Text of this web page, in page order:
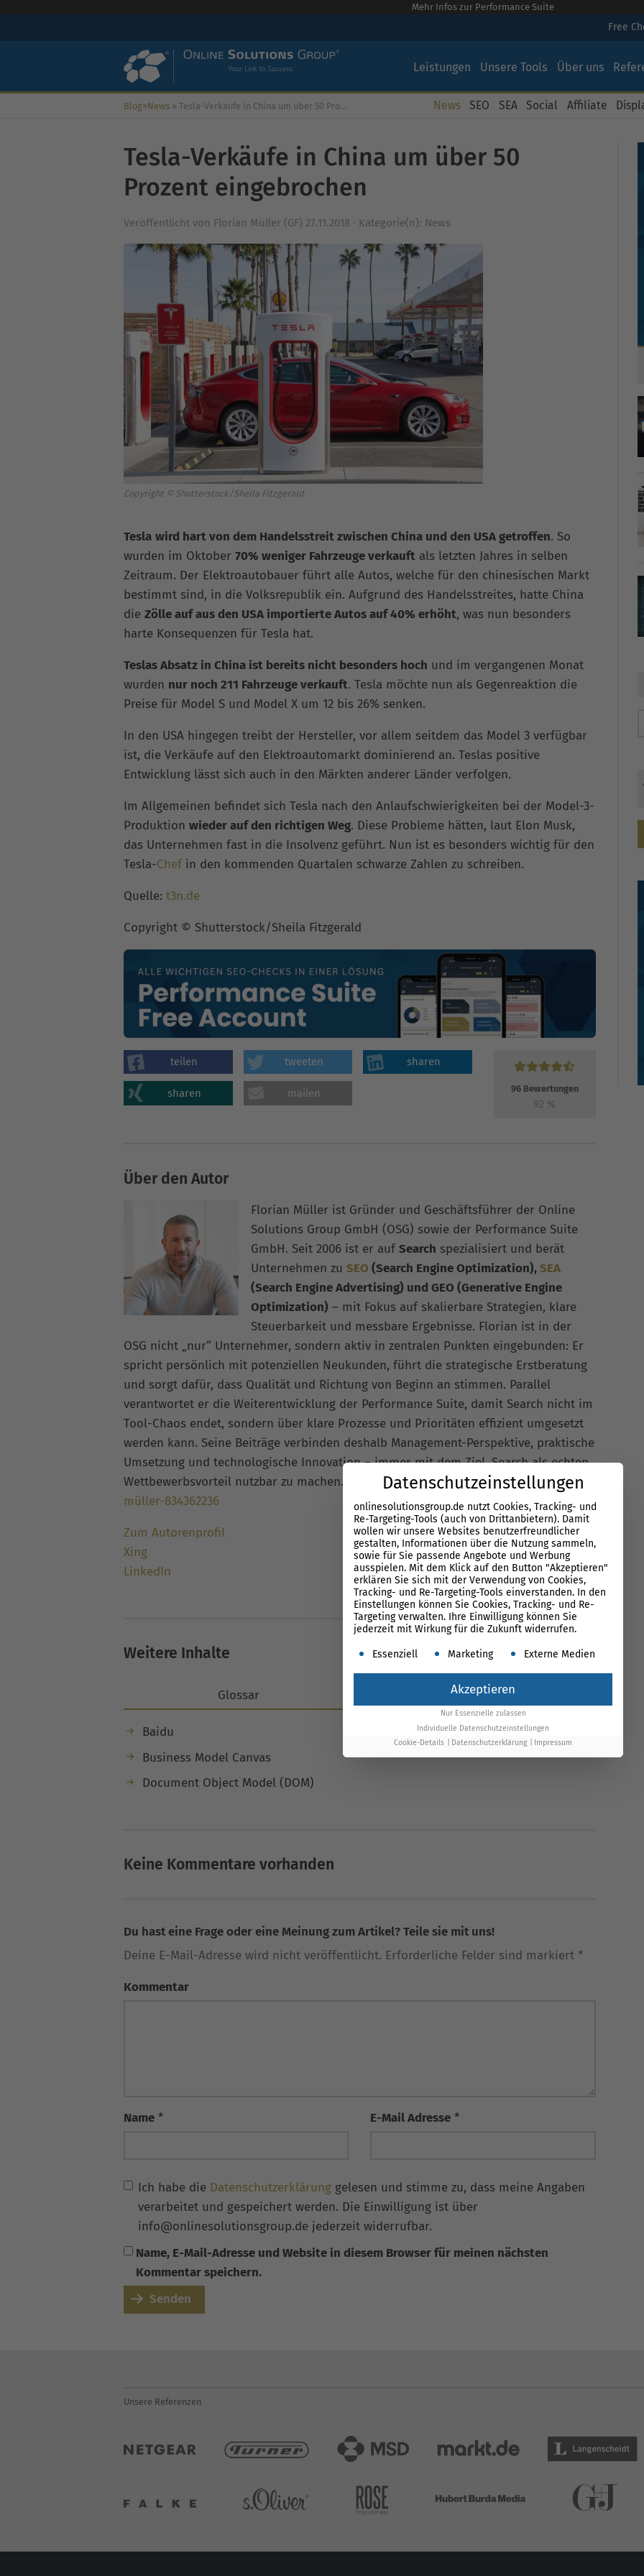
Mehr Infos zur Performance Suite
Free
Leistungen Unsere Tools Über uns
Blog»News » Tesla-Verkäufe in China um über 50 Prozent eingebrochen News SEO SEA Social Affiliate
Tesla-Verkäufe in China um über 50
Prozent eingebrochen
Veröffentlicht von Florian Müller (GF) 27.11.2018 · Kategorie(n): News
Copyright © Shutterstock/Sheila Fitzgerald
Tesla wird hart von dem Handelsstreit zwischen China und den USA getroffen. So
wurden im Oktober 70% weniger Fahrzeuge verkauft als letzten Jahres in selben
Zeitraum. Der Elektroautobauer führt alle Autos, welche für den chinesischen Markt
bestimmt sind, in die Volksrepublik ein. Aufgrund des Handelsstreites, hatte China
die Zölle auf aus den USA importierte Autos auf 40% erhöht, was nun besonders
harte Konsequenzen für Tesla hat.
Teslas Absatz in China ist bereits nicht besonders hoch und im vergangenen Monat
wurden nur noch 211 Fahrzeuge verkauft. Tesla möchte nun als Gegenreaktion die
Preise für Model S und Model X um 12 bis 26% senken.
In den USA hingegen treibt der Hersteller, vor allem seitdem das Model 3 verfügbar
ist, die Verkäufe auf den Elektroautomarkt dominierend an. Teslas positive
Entwicklung lässt sich auch in den Märkten anderer Länder verfolgen.
Im Allgemeinen befindet sich Tesla nach den Anlaufschwierigkeiten bei der Model-3-
Produktion wieder auf den richtigen Weg. Diese Probleme hätten, laut Elon Musk,
das Unternehmen fast in die Insolvenz geführt. Nun ist es besonders wichtig für den
Tesla-Chefin den kommenden Quartalen schwarze Zahlen zu schreiben.
Quelle: t3n.de
Copyright © Shutterstock/Sheila Fitzgerald
teilen tweeten sharen
sharen mailen 96Bewertungen
92 %
Über den Autor
Florian Müller ist Gründer und Geschäftsführer der Online
Solutions Group GmbH (OSG) sowie der Performance Suite
GmbH. Seit 2006 ist er aufSearch spezialisiert und berät
Unternehmen zu SEO (Search Engine Optimization),SEA
(Search Engine Advertising) und GEO (Generative Engine
Optimization) – mit Fokus auf skalierbare Strategien, klare
Steuerbarkeit und messbare Ergebnisse. Florian ist in der
OSG nicht „nur“ Unternehmer, sondern aktiv in zentralen Punkten eingebunden: Er
spricht persönlich mit potenziellen Neukunden, führt die strategische Erstberatung
und sorgt dafür, dass Qualität und Richtung von Beginn an stimmen. Parallel
verantwortet er die Weiterentwicklung der Performance Suite, damit Search nicht im
Tool-Chaos endet, sondern über klare Prozesse und Prioritäten effizient umgesetzt
werden kann. Seine Beiträge verbinden deshalb Management-Perspektive, praktische
Umsetzung und technologische Innovation – immer mit dem Ziel, Search als echten
Wettbewerbsvorteil nutzbar zu machen.
Let’s connect:linkedin.com/in/florian-
müller-834362236
Zum Autorenprofil
Xing
LinkedIn
Weitere Inhalte
Glossar News
Baidu
Business Model Canvas
Document Object Model (DOM)
Keine Kommentare vorhanden
Du hast eine Frage oder eine Meinung zum Artikel? Teile sie mit uns!
Deine E-Mail-Adresse wird nicht veröffentlicht. Erforderliche Felder sind markiert *
Kommentar
Name * E-Mail Adresse *
Ich habe die Datenschutzerklärung gelesen und stimme zu, dass meine Angaben
verarbeitet und gespeichert werden. Die Einwilligung ist über
info@onlinesolutionsgroup.de jederzeit widerrufbar.
Name, E-Mail-Adresse und Website in diesem Browser für meinen nächsten
Kommentar speichern.
Senden
Unsere Referenzen
Datenschutzeinstellungen
onlinesolutionsgroup.de nutzt Cookies, Tracking- und
Re-Targeting-Tools (auch von Drittanbietern). Damit
wollen wir unsere Websites benutzerfreundlicher
gestalten, Informationen über die Nutzung sammeln,
sowie für Sie passende Angebote und Werbung
ausspielen. Mit dem Klick auf den Button "Akzeptieren"
erklären Sie sich mit der Verwendung von Cookies,
Tracking- und Re-Targeting-Tools einverstanden. In den
Einstellungen können Sie Cookies, Tracking- und Re-
Targeting verwalten. Ihre Einwilligung können Sie
jederzeit mit Wirkung für die Zukunft widerrufen.
Es folgt eine Liste der Service-Gruppen, für die
Essenziell Marketing Externe Medien
Akzeptieren
Nur Essenzielle zulassen
Individuelle Datenschutzeinstellungen
Cookie-Details
Datenschutzerklärung Impressum